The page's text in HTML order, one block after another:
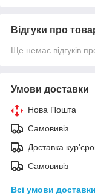
Відгуки про
Ще немає відгуків
Умови доставки
Нова Пошта
Самовивіз
Доставка
Самовивіз
Всі умови доставки